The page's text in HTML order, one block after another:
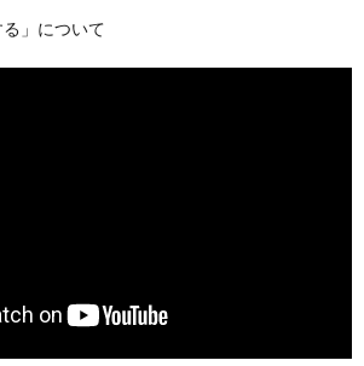
る」について